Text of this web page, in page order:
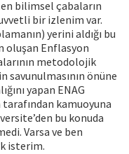
bilimsel çabaların
bir izlenim var.
yerini aldığı bu
oluşan Enflasyon
metodolojik
savunulmasının önüne
yapan ENAG
tarafından kamuoyuna
bu konuda
Varsa ve ben
isterim.